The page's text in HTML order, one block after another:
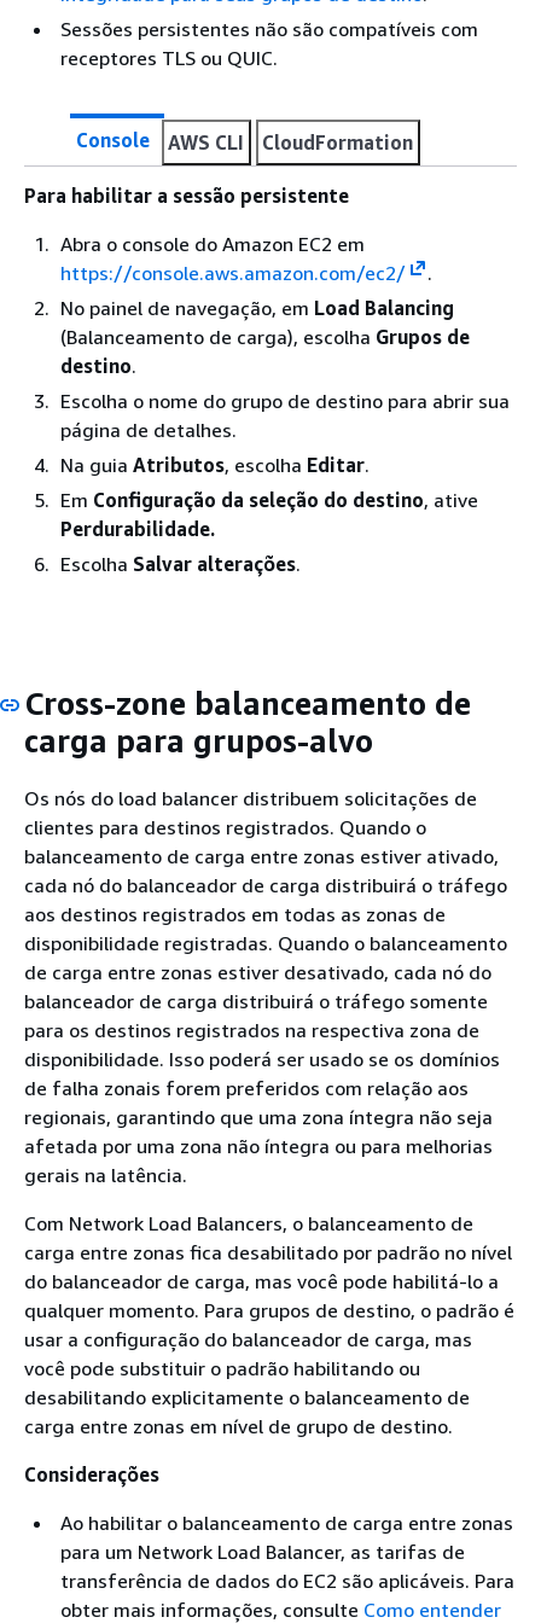
Sessões persistentes não são compatíveis com
receptores TLS ou QUIC.
Console AWS CLI CloudFormation
Para habilitar a sessão persistente
Abra o console do Amazon EC2 em
https://console.aws.amazon.com/ec2/
.
No painel de navegação, em Load Balancing
(Balanceamento de carga), escolha Grupos de
destino.
Escolha o nome do grupo de destino para abrir sua
página de detalhes.
Na guia Atributos, escolha Editar.
Em Configuração da seleção do destino, ative
Perdurabilidade.
Escolha Salvar alterações.
Cross-zone balanceamento de
carga para grupos-alvo
Os nós do load balancer distribuem solicitações de
clientes para destinos registrados. Quando o
balanceamento de carga entre zonas estiver ativado,
cada nó do balanceador de carga distribuirá o tráfego
aos destinos registrados em todas as zonas de
disponibilidade registradas. Quando o balanceamento
de carga entre zonas estiver desativado, cada nó do
balanceador de carga distribuirá o tráfego somente
para os destinos registrados na respectiva zona de
disponibilidade. Isso poderá ser usado se os domínios
de falha zonais forem preferidos com relação aos
regionais, garantindo que uma zona íntegra não seja
afetada por uma zona não íntegra ou para melhorias
gerais na latência.
Com Network Load Balancers, o balanceamento de
carga entre zonas fica desabilitado por padrão no nível
do balanceador de carga, mas você pode habilitá-lo a
qualquer momento. Para grupos de destino, o padrão é
usar a configuração do balanceador de carga, mas
você pode substituir o padrão habilitando ou
desabilitando explicitamente o balanceamento de
carga entre zonas em nível de grupo de destino.
Considerações
Ao habilitar o balanceamento de carga entre zonas
para um Network Load Balancer, as tarifas de
transferência de dados do EC2 são aplicáveis. Para
obter mais informações, consulte Como entender